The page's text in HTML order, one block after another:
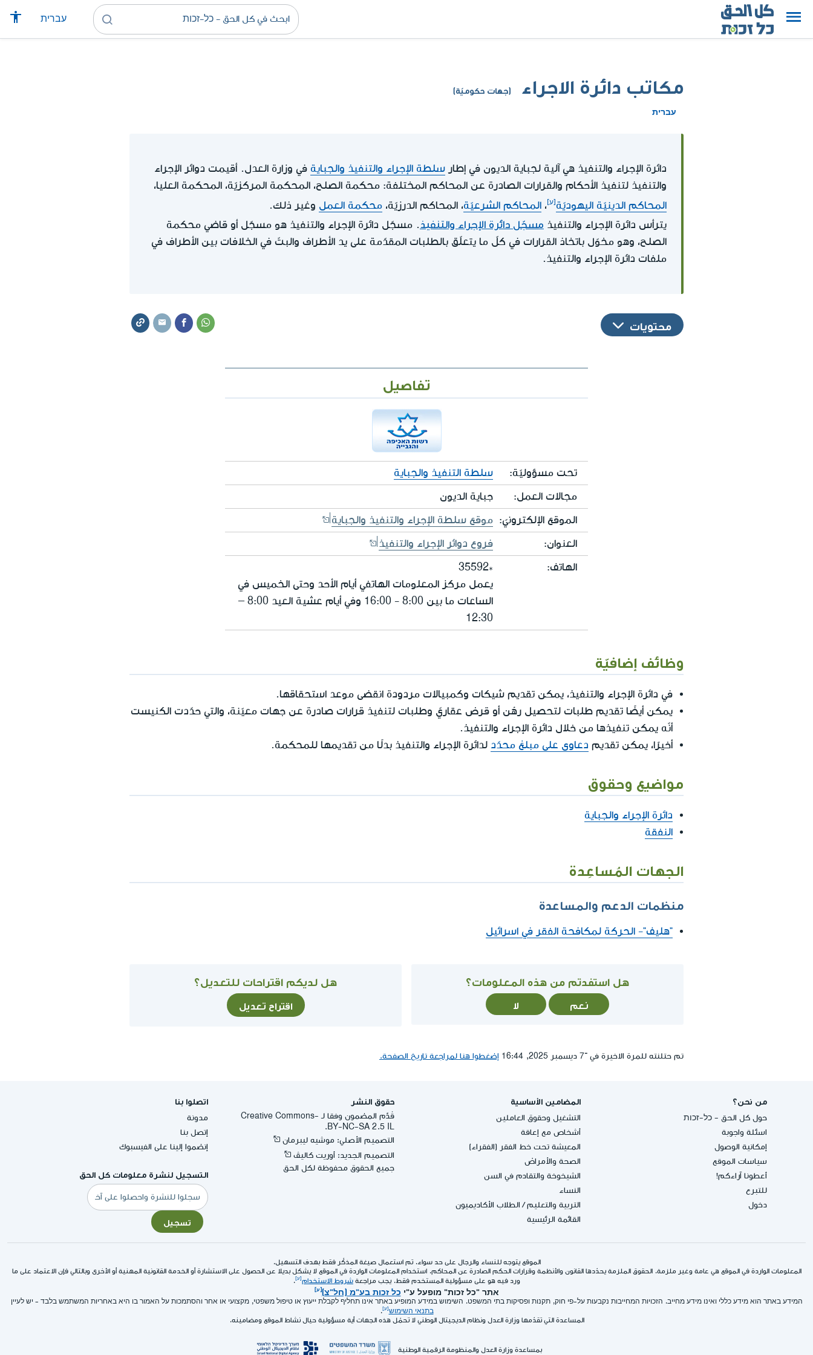
עברית
مكاتب دائرة الاجراء (جهات حكوميّة)
עברית
دائرة الإجراء والتنفيذ هي آلية لجباية الديون في إطار سلطة الإجراء والتنفيذ والجباية في وزارة العدل. أقيمت دوائر الإجراء
والتنفيذ لتنفيذ الأحكام والقرارات الصادرة عن المحاكم المختلفة: محكمة الصلح، المحكمة المركزيّة، المحكمة العليا،
المحاكم الدينيّة اليهوديّة
، المحاكم الشرعيّة، المحاكم الدرزيّة، محكمة العمل وغير ذلك.
يترأس دائرة الإجراء والتنفيذ مسجّل دائرة الإجراء والتنفيذ . مسجّل دائرة الإجراء والتنفيذ هو مسجّل أو قاضي محكمة
الصلح، وهو مخوّل باتخاذ القرارات في كلّ ما يتعلّق بالطلبات المقدّمة على يد الأطراف والبتّ في الخلافات بين الأطراف في
ملفات دائرة الإجراء والتنفيذ.
محتويات
تفاصيل
تحت مسؤوليّة: سلطة التنفيذ والجباية
مجالات العمل: جباية الديون
الموقع الإلكترونيّ: موقع سلطة الإجراء والتنفيذ والجباية
العنوان: فروع دوائر الإجراء والتنفيذ
الهاتف:
35592*
يعمل مركز المعلومات الهاتفي أيام الأحد وحتى الخميس في
الساعات ما بين 8:00 - 16:00 وفي أيام عشية العيد 8:00 –
12:30
وظائف إضافيّة
في دائرة الإجراء والتنفيذ، يمكن تقديم شيكات وكمبيالات مردودة انقضى موعد استحقاقها.
يمكن أيضًا تقديم طلبات لتحصيل رهْن أو قرض عقاريّ وطلبات لتنفيذ قرارات صادرة عن جهات معيّنة، والتي حدّدت الكنيست
أنّه يمكن تنفيذها من خلال دائرة الإجراء والتنفيذ.
أخيرًا، يمكن تقديم دعاوى على مبلغ محدّد لدائرة الإجراء والتنفيذ بدلًا من تقديمها للمحكمة.
مواضيع وحقوق
دائرة الإجراء والجباية
النفقة
الجهات المُساعِدة
منظمات الدعم والمساعدة
"هليف"- الحركة لمكافحة الفقر في اسرائيل
هل استفدتم من هذه المعلومات؟
نعم لا
هل لديكم اقتراحات للتعديل؟
اقتراح تعديل
تم حتلنته للمرة الاخيرة في ־7 ديسمبر 2025, 16:44 إضغطوا هنا لمراجعة تاريخ الصفحة.
من نحن؟
حول كل الحق - כל-זכות
اسئلة واجوبة
إمكانية الوصول
سياسات الموقع
أعطونا آراءكم!
للتبرع
دخول
المضامين الأساسية
التشغيل وحقوق العاملين
أشخاص مع إعاقة
المعيشة تحت خط الفقر (الفقراء)
الصحة والأمراض
الشيخوخة والتقادم في السن
النساء
التربية والتعليم/ الطلاب الأكاديميون
القائمة الرئيسية
حقوق النشر
قُدِّم المضمون وفقا لـ -Creative Commons
BY-NC-SA 2.5 IL.
التصميم الأصلي: موشيه ليبرمان
التصميم الجديد: أوريت كاليڤ
جميع الحقوق محفوظة لكل الحق
اتصلوا بنا
مدونة
إتصل بنا
إنضموا إلينا على الفيسبوك
التسجيل لنشرة معلومات كل الحق
البريد
الإلكتروني
تسجيل
الموقع يتوجه للنساء والرجال على حد سواء. تم استعمال صيغة المذكّر فقط بهدف التسهيل.
المعلومات الواردة في الموقع هي عامة وغير ملزمة. الحقوق الملزمة يحدّدها القانون والأنظمة وقرارات الحكم الصادرة عن المحاكم. استخدام المعلومات الواردة في الموقع لا يشكل بديلا عن الحصول على الاستشارة أو الخدمة القانونية المهنية أو الأخرى وبالتالي فإن الاعتماد على ما
ورد فيه هو على مسؤولية المستخدم فقط. يجب مراجعة شروط الاستخدام .
אתר "כל זכות" מופעל ע"י כל זכות בע"מ (חל"צ)
המידע באתר הוא מידע כללי ואינו מידע מחייב. הזכויות המחייבות נקבעות על-פי חוק, תקנות ופסיקות בתי המשפט. השימוש במידע המופיע באתר אינו תחליף לקבלת ייעוץ או טיפול משפטי, מקצועי או אחר והסתמכות על האמור בו היא באחריות המשתמש בלבד - יש לעיין
בתנאי השימוש
.
المساعدة التي تقدّمها وزارة العدل ونظام الديجيتال الوطني لا تحمّل هذه الجهات أية مسؤولية حيال نشاط الموقع ومضامينه.
بمساعدة وزارة العدل والمنظومة الرقمية الوطنية